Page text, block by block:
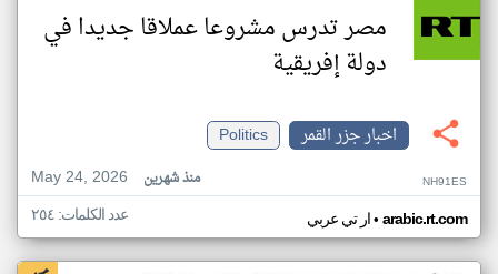
مصر تدرس مشروعا عملاقا جديدا في
دولة إفريقية
اخبار جزر القمر
Politics
May 24, 2026
منذ شهرين NH91ES
ار تي عربي• arabic.rt.com عدد الكلمات: ٢٥٤